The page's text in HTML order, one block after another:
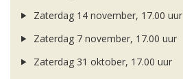
Zaterdag 14 november, 17.00 uur
Zaterdag 7 november, 17.00 uur
Zaterdag 31 oktober, 17.00 uur